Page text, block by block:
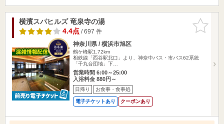
お気に入
りに追加
横濱スパヒルズ 竜泉寺の湯
4.4点/ 697 件
神奈川県 / 横浜市旭区
鶴ケ峰駅1.72km
相鉄線「西谷駅北口」より、神奈中バス・市バス62系統
「千丸台団地」下…
営業時間 6:00～25:00
入浴料金 880円～
日帰り お食事・食事処
電子チケットあり クーポンあり